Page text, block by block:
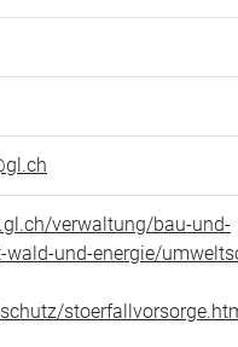
verwaltung/bau-und-
und-energie/